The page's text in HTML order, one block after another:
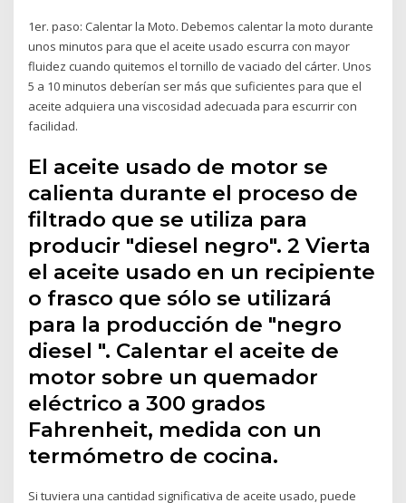
1er. paso: Calentar la Moto. Debemos calentar la moto durante
unos minutos para que el aceite usado escurra con mayor
fluidez cuando quitemos el tornillo de vaciado del cárter. Unos
5 a 10 minutos deberían ser más que suficientes para que el
aceite adquiera una viscosidad adecuada para escurrir con
facilidad.
El aceite usado de motor se
calienta durante el proceso de
filtrado que se utiliza para
producir "diesel negro". 2 Vierta
el aceite usado en un recipiente
o frasco que sólo se utilizará
para la producción de "negro
diesel ". Calentar el aceite de
motor sobre un quemador
eléctrico a 300 grados
Fahrenheit, medida con un
termómetro de cocina.
Si tuviera una cantidad significativa de aceite usado, puede